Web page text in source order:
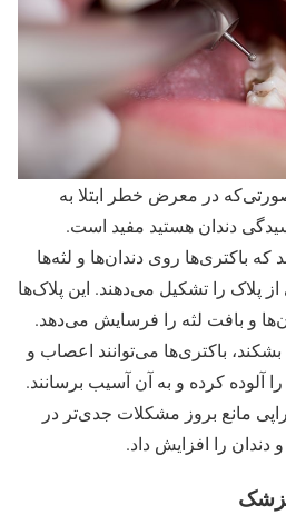
در معرض خطر ابتلا به
دندان هستید مفید است.
باکتری‌ها روی دندان‌ها و لثه‌ها
پلاک را تشکیل می‌دهند. این پلاک‌ها
و بافت لثه را فرسایش می‌دهد.
بشکند، باکتری‌ها می‌توانند اعصاب و
آلوده کرده و به آن آسیب برسانند.
مانع بروز مشکلات جدی‌تر در
را افزایش داد.